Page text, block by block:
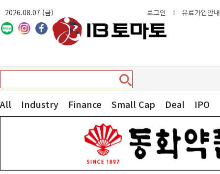
2026.08.07 (금) 로그인 I 유료가입안내
All Industry Finance Small Cap Deal IPO